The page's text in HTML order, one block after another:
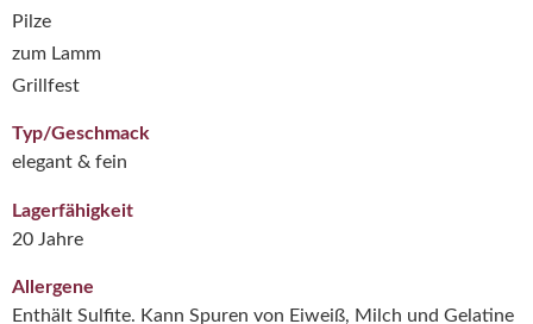
Pilze
zum Lamm
Grillfest
Typ/Geschmack
elegant & fein
Lagerfähigkeit
20 Jahre
Allergene
Enthält Sulfite. Kann Spuren von Eiweiß, Milch und Gelatine